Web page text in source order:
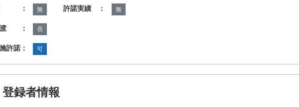
績 ： 無 許諾実績 ： 無
渡 ： 否
許諾： 可
登録者情報